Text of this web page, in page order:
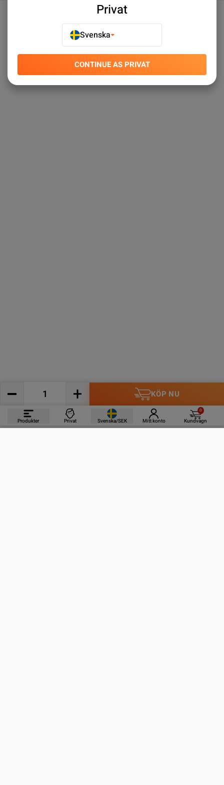
KÖP NU
Produktspecifikationer
Produkter Privat Svenska/SEK Mitt konto
0
Kundvagn
Privat
Svenska
CONTINUE AS PRIVAT